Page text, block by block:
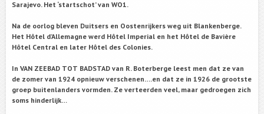
Sarajevo. Het ‘startschot’ van WO1.
Na de oorlog bleven Duitsers en Oostenrijkers weg uit Blankenberge.
Het Hôtel d’Allemagne werd Hôtel Imperial en het Hôtel de Bavière
Hôtel Central en later Hôtel des Colonies.
In VAN ZEEBAD TOT BADSTAD van R. Boterberge leest men dat ze van
de zomer van 1924 opnieuw verschenen….en dat ze in 1926 de grootste
groep buitenlanders vormden. Ze verteerden veel, maar gedroegen zich
soms hinderlijk…